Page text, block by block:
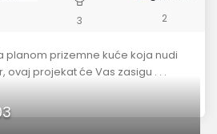
3 2
planom prizemne kuće koja nudi
ovaj projekat će Vas zasigu . . .